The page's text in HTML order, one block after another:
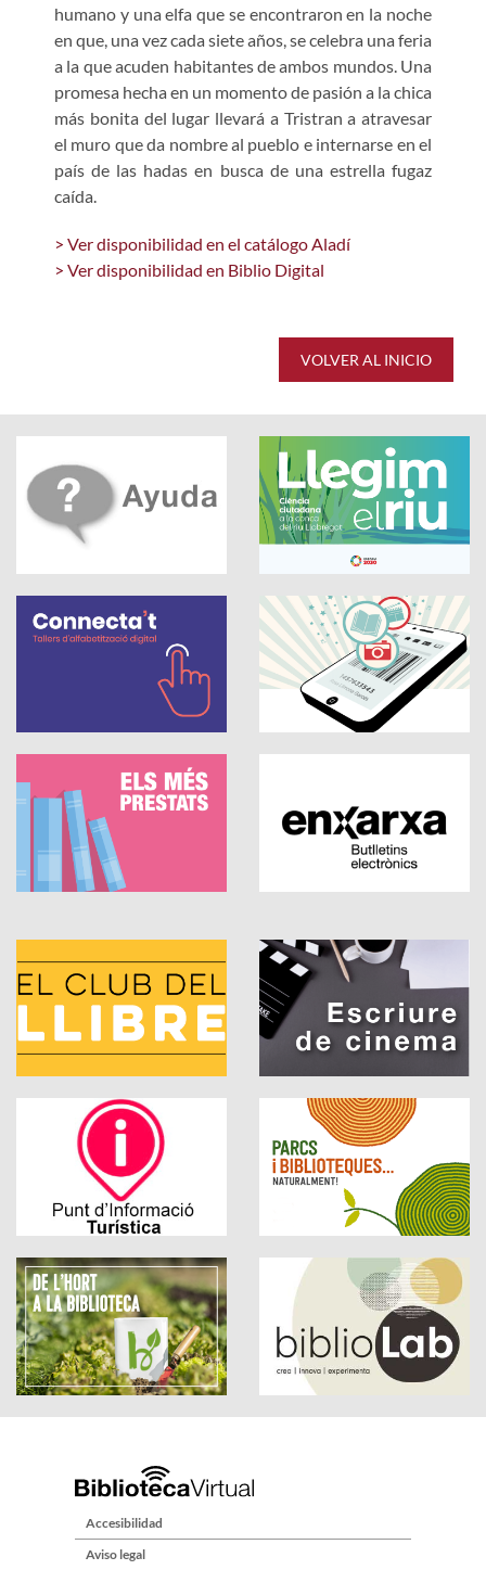
humano y una elfa que se encontraron en la noche
en que, una vez cada siete años, se celebra una feria
a la que acuden habitantes de ambos mundos. Una
promesa hecha en un momento de pasión a la chica
más bonita del lugar llevará a Tristran a atravesar
el muro que da nombre al pueblo e internarse en el
país de las hadas en busca de una estrella fugaz
caída.
> Ver disponibilidad en el catálogo Aladí
> Ver disponibilidad en Biblio Digital
VOLVER AL INICIO
Accesibilidad
Aviso legal